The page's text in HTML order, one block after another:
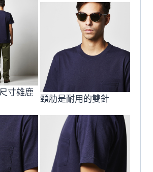
寸雄鹿
頸肋是耐用的雙針